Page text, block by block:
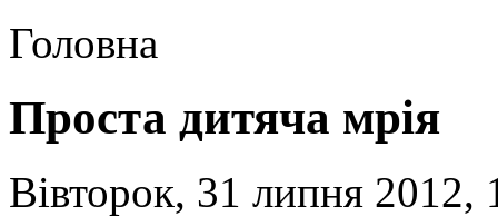
Головна
Проста дитяча мрія
Вівторок, 31 липня 2012,